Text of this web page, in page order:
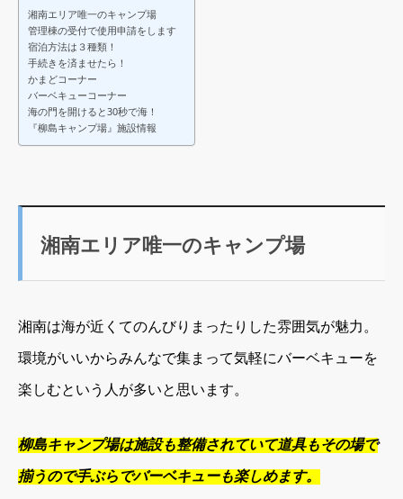
湘南エリア唯一のキャンプ場
管理棟の受付で使用申請をします
宿泊方法は３種類！
手続きを済ませたら！
かまどコーナー
バーベキューコーナー
海の門を開けると30秒で海！
『柳島キャンプ場』施設情報
湘南エリア唯一のキャンプ場
湘南は海が近くてのんびりまったりした雰囲気が魅力。
環境がいいからみんなで集まって気軽にバーベキューを
楽しむという人が多いと思います。
柳島キャンプ場は施設も整備されていて道具もその場で
揃うので手ぶらでバーベキューも楽しめます。